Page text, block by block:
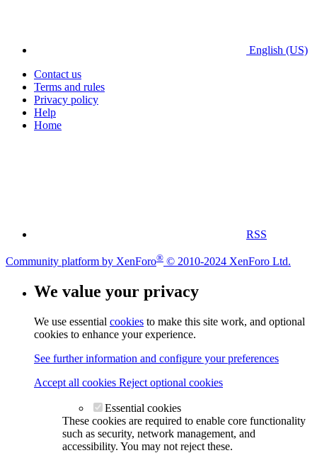
English (US)
Contact us
Terms and rules
Privacy policy
Help
Home
RSS
Community platform by XenForo® © 2010-2024 XenForo Ltd.
We value your privacy
We use essential cookies to make this site work, and optional
cookies to enhance your experience.
See further information and configure your preferences
Accept all cookies Reject optional cookies
Essential cookies
These cookies are required to enable core functionality
such as security, network management, and
accessibility. You may not reject these.